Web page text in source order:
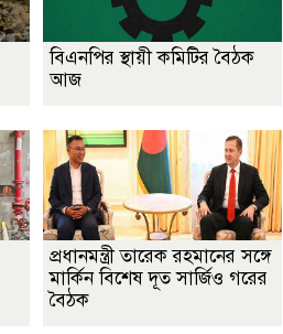
বিএনপির স্থায়ী কমিটির বৈঠক
আজ
প্রধানমন্ত্রী তারেক রহমানের সঙ্গে
মার্কিন বিশেষ দূত সার্জিও গরের
বৈঠক